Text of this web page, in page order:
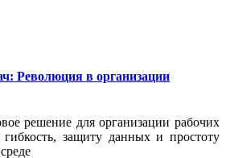
Революция в организации
решение для организации рабочих
защиту данных и простоту